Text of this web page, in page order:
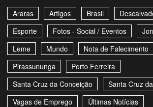
Araras Artigos Brasil
Esporte
Fotos - Social / Eventos
Leme
Mundo Nota de Falecimento
Pirassununga
Porto Ferreira
Santa Cruz da Conceição
Santa Cruz
Vagas de Emprego
Últimas Notícias